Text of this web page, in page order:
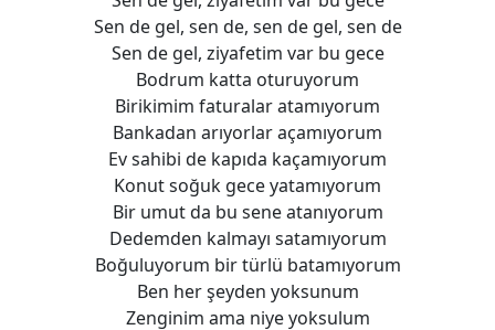
Sen de gel, sen de, sen de gel, sen de
Sen de gel, ziyafetim var bu gece
Bodrum katta oturuyorum
Birikimim faturalar atamıyorum
Bankadan arıyorlar açamıyorum
Ev sahibi de kapıda kaçamıyorum
Konut soğuk gece yatamıyorum
Bir umut da bu sene atanıyorum
Dedemden kalmayı satamıyorum
Boğuluyorum bir türlü batamıyorum
Ben her şeyden yoksunum
Zenginim ama niye yoksulum